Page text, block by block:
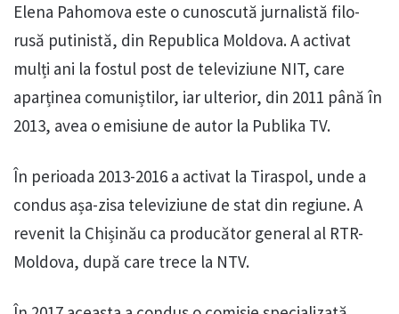
Elena Pahomova este o cunoscută jurnalistă filo-
rusă putinistă, din Republica Moldova. A activat
mulți ani la fostul post de televiziune NIT, care
aparținea comuniștilor, iar ulterior, din 2011 până în
2013, avea o emisiune de autor la Publika TV.
În perioada 2013-2016 a activat la Tiraspol, unde a
condus așa-zisa televiziune de stat din regiune. A
revenit la Chișinău ca producător general al RTR-
Moldova, după care trece la NTV.